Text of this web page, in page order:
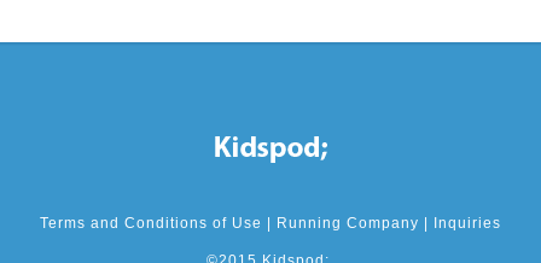
Terms and Conditions of Use Running Company Inquiries